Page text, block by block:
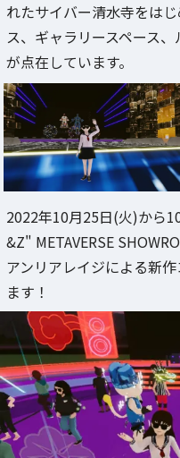
れたサイバー清水寺をは
ス、ギャラリースペース
が点在しています。
2022年10月25日(火)から
&Z" METAVERSE
アンリアレイジによる新
ます！